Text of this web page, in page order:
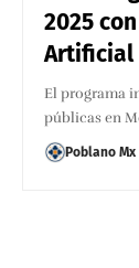
2025
Artificial
El programa
públicas en
Poblano Mx